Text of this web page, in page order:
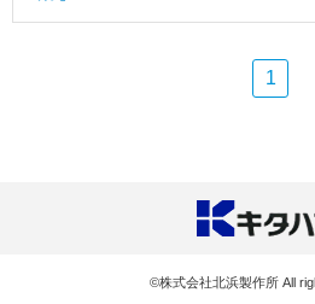
1
©株式会社北浜製作所 All